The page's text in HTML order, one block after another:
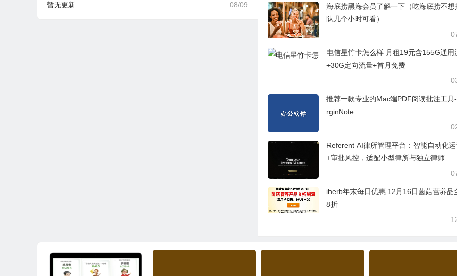
08/09
暂无更新
海底捞黑海会员了解一下（吃海底捞不想
队几个小时可看）
电信星竹卡怎么样 月租19元含155G通用
+30G定向流量+首月免费
推荐一款专业的Mac端PDF阅读批注工具
rginNote
Referent AI律所管理平台：智能自动化
+审批风控，适配小型律所与独立律师
iherb年末每日优惠 12月16日菌菇营养品
8折